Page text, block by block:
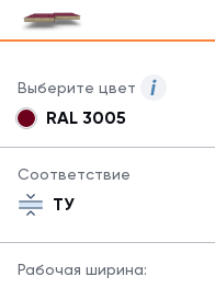
Выберите цвет
сэндвич-
все
RAL 3005
Соответствие
ТУ
Рабочая ширина: